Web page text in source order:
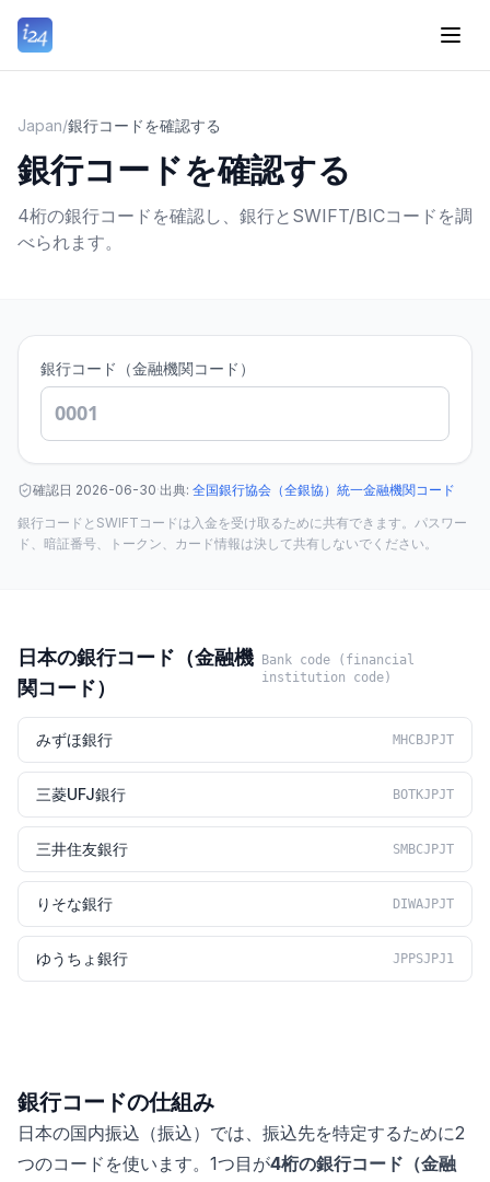
Japan/銀行コードを確認する
銀行コードを確認する
4桁の銀行コードを確認し、銀行とSWIFT/BICコードを調
べられます。
銀行コード（金融機関コード）
確認日 2026-06-30·出典: 全国銀行協会（全銀協）統一金融機関コード
銀行コードとSWIFTコードは入金を受け取るために共有できます。パスワー
ド、暗証番号、トークン、カード情報は決して共有しないでください。
日本の銀行コード（金融機
関コード）
Bank code (financial
institution code)
みずほ銀行 MHCBJPJT
三菱UFJ銀行 BOTKJPJT
三井住友銀行 SMBCJPJT
りそな銀行 DIWAJPJT
ゆうちょ銀行 JPPSJPJ1
銀行コードの仕組み
日本の国内振込（振込）では、振込先を特定するために2
つのコードを使います。1つ目が4桁の銀行コード（金融